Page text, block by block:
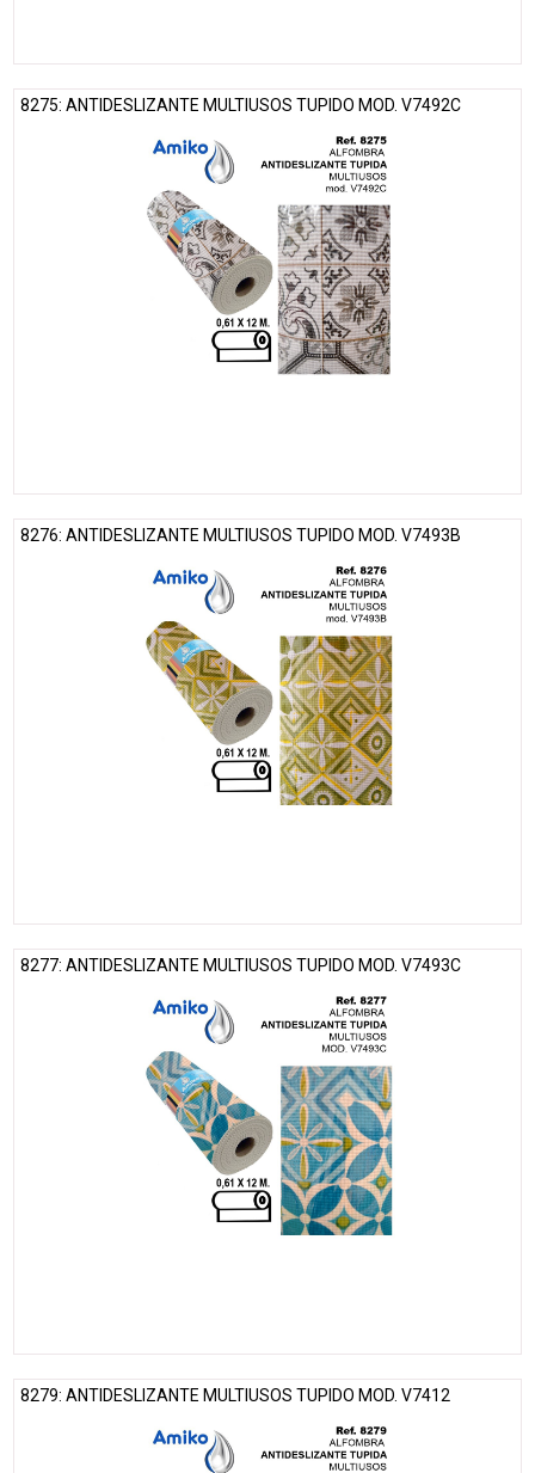
8275: ANTIDESLIZANTE MULTIUSOS TUPIDO MOD. V7492C
8276: ANTIDESLIZANTE MULTIUSOS TUPIDO MOD. V7493B
8277: ANTIDESLIZANTE MULTIUSOS TUPIDO MOD. V7493C
8279: ANTIDESLIZANTE MULTIUSOS TUPIDO MOD. V7412